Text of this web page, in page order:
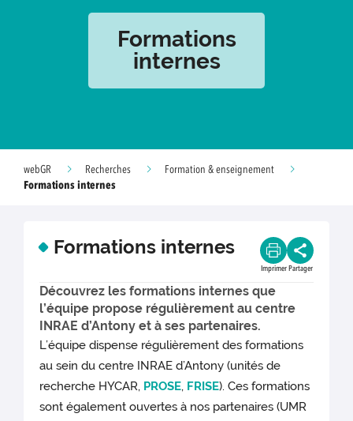
Formations
internes
webGR Recherches
Formation & enseignement
Formations internes
Formations internes
Imprimer Partager
Découvrez les formations internes que
l’équipe propose régulièrement au centre
INRAE d’Antony et à ses partenaires.
L’équipe dispense régulièrement des formations
au sein du centre INRAE d’Antony (unités de
recherche HYCAR, PROSE, FRISE). Ces formations
sont également ouvertes à nos partenaires (UMR